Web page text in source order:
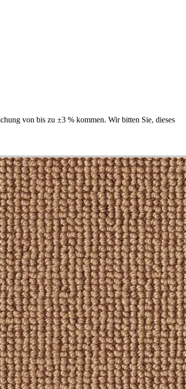
von bis zu ±3 % kommen. Wir bitten Sie, dieses